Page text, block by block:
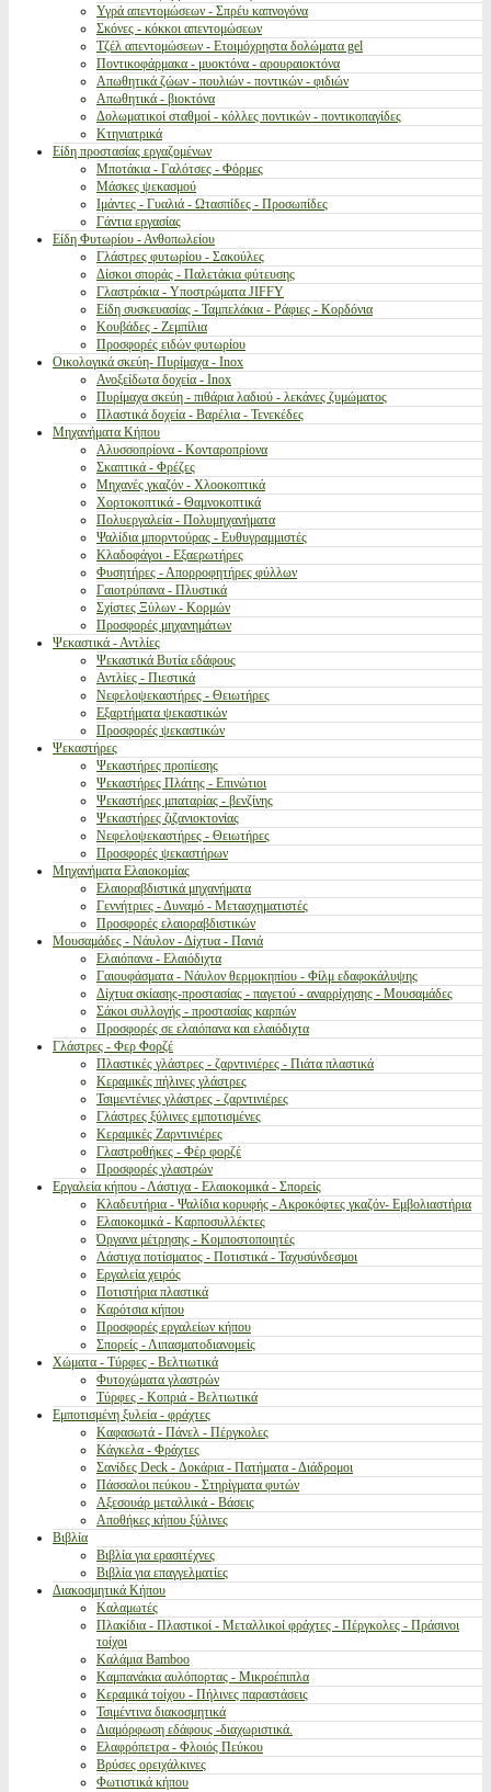
Υγρά απεντομώσεων - Σπρέυ καπνογόνα
Σκόνες - κόκκοι απεντομώσεων
Τζέλ απεντομώσεων - Ετοιμόχρηστα δολώματα gel
Ποντικοφάρμακα - μυοκτόνα - αρουραιοκτόνα
Απωθητικά ζώων - πουλιών - ποντικών - φιδιών
Απωθητικά - βιοκτόνα
Δολωματικοί σταθμοί - κόλλες ποντικών - ποντικοπαγίδες
Κτηνιατρικά
Είδη προστασίας εργαζομένων
Μποτάκια - Γαλότσες - Φόρμες
Μάσκες ψεκασμού
Ιμάντες - Γυαλιά - Ωτασπίδες - Προσωπίδες
Γάντια εργασίας
Είδη Φυτωρίου - Ανθοπωλείου
Γλάστρες φυτωρίου - Σακούλες
Δίσκοι σποράς - Παλετάκια φύτευσης
Γλαστράκια - Υποστρώματα JIFFY
Είδη συσκευασίας - Ταμπελάκια - Ράφιες - Κορδόνια
Κουβάδες - Ζεμπίλια
Προσφορές ειδών φυτωρίου
Οικολογικά σκεύη- Πυρίμαχα - Inox
Ανοξείδωτα δοχεία - Inox
Πυρίμαχα σκεύη - πιθάρια λαδιού - λεκάνες ζυμώματος
Πλαστικά δοχεία - Βαρέλια - Τενεκέδες
Μηχανήματα Κήπου
Αλυσσοπρίονα - Κονταροπρίονα
Σκαπτικά - Φρέζες
Μηχανές γκαζόν - Χλοοκοπτικά
Χορτοκοπτικά - Θαμνοκοπτικά
Πολυεργαλεία - Πολυμηχανήματα
Ψαλίδια μπορντούρας - Ευθυγραμμιστές
Κλαδοφάγοι - Εξαερωτήρες
Φυσητήρες - Απορροφητήρες φύλλων
Γαιοτρύπανα - Πλυστικά
Σχίστες Ξύλων - Κορμών
Προσφορές μηχανημάτων
Ψεκαστικά - Αντλίες
Ψεκαστικά Βυτία εδάφους
Αντλίες - Πιεστικά
Νεφελοψεκαστήρες - Θειωτήρες
Εξαρτήματα ψεκαστικών
Προσφορές ψεκαστικών
Ψεκαστήρες
Ψεκαστήρες προπίεσης
Ψεκαστήρες Πλάτης - Επινώτιοι
Ψεκαστήρες μπαταρίας - βενζίνης
Ψεκαστήρες ζιζανιοκτονίας
Νεφελοψεκαστήρες - Θειωτήρες
Προσφορές ψεκαστήρων
Μηχανήματα Ελαιοκομίας
Ελαιοραβδιστικά μηχανήματα
Γεννήτριες - Δυναμό - Μετασχηματιστές
Προσφορές ελαιοραβδιστικών
Μουσαμάδες - Νάυλον - Δίχτυα - Πανιά
Ελαιόπανα - Ελαιόδιχτα
Γαιουφάσματα - Νάυλον θερμοκηπίου - Φίλμ εδαφοκάλυψης
Δίχτυα σκίασης-προστασίας - παγετού - αναρρίχησης - Μουσαμάδες
Σάκοι συλλογής - προστασίας καρπών
Προσφορές σε ελαιόπανα και ελαιόδιχτα
Γλάστρες - Φερ Φορζέ
Πλαστικές γλάστρες - ζαρντινιέρες - Πιάτα πλαστικά
Κεραμικές πήλινες γλάστρες
Τσιμεντένιες γλάστρες - ζαρντινιέρες
Γλάστρες ξύλινες εμποτισμένες
Κεραμικές Ζαρντινιέρες
Γλαστροθήκες - Φέρ φορζέ
Προσφορές γλαστρών
Εργαλεία κήπου - Λάστιχα - Ελαιοκομικά - Σπορείς
Κλαδευτήρια - Ψαλίδια κορυφής - Ακροκόφτες γκαζόν- Εμβολιαστήρια
Ελαιοκομικά - Καρποσυλλέκτες
Όργανα μέτρησης - Κομποστοποιητές
Λάστιχα ποτίσματος - Ποτιστικά - Ταχυσύνδεσμοι
Εργαλεία χειρός
Ποτιστήρια πλαστικά
Καρότσια κήπου
Προσφορές εργαλείων κήπου
Σπορείς - Λιπασματοδιανομείς
Χώματα - Τύρφες - Βελτιωτικά
Φυτοχώματα γλαστρών
Τύρφες - Κοπριά - Βελτιωτικά
Εμποτισμένη ξυλεία - φράχτες
Καφασωτά - Πάνελ - Πέργκολες
Κάγκελα - Φράχτες
Σανίδες Deck - Δοκάρια - Πατήματα - Διάδρομοι
Πάσσαλοι πεύκου - Στηρίγματα φυτών
Αξεσουάρ μεταλλικά - Βάσεις
Αποθήκες κήπου ξύλινες
Βιβλία
Βιβλία για ερασιτέχνες
Βιβλία για επαγγελματίες
Διακοσμητικά Κήπου
Καλαμωτές
Πλακίδια - Πλαστικοί - Μεταλλικοί φράχτες - Πέργκολες - Πράσινοι
τοίχοι
Καλάμια Bamboo
Καμπανάκια αυλόπορτας - Μικροέπιπλα
Κεραμικά τοίχου - Πήλινες παραστάσεις
Τσιμέντινα διακοσμητικά
Διαμόρφωση εδάφους -διαχωριστικά.
Ελαφρόπετρα - Φλοιός Πεύκου
Βρύσες ορειχάλκινες
Φωτιστικά κήπου